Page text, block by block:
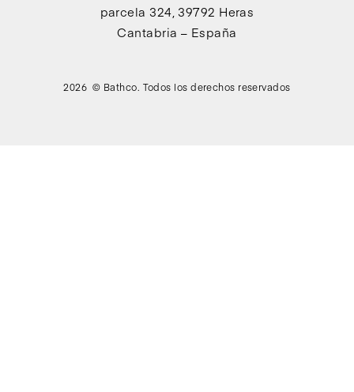
parcela 324, 39792 Heras
Cantabria – España
2026 © Bathco. Todos los derechos reservados